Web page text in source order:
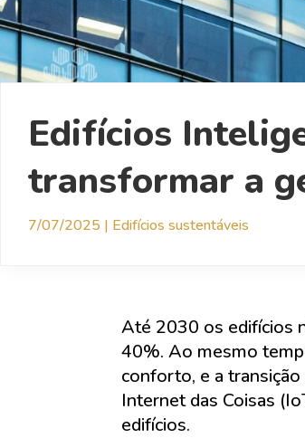
Edifícios
transformar a
7/07/2025 | Edifícios sustentáveis
Até 2030 os edifícios
40%. Ao mesmo
conforto, e a
Internet das Coisas
edifícios.